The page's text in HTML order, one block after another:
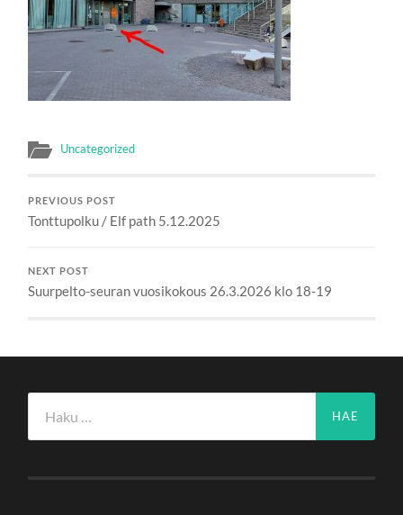
Uncategorized
PREVIOUS POST
Tonttupolku / Elf path 5.12.2025
NEXT POST
Suurpelto-seuran vuosikokous 26.3.2026 klo 18-19